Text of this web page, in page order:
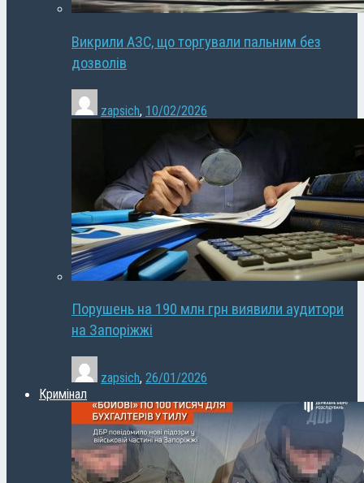
Викрили АЗС, що торгували пальним без
дозволів
zapsich, 10/02/2026
Порушень на 190 млн грн виявили аудитори
на Запоріжжі
zapsich, 26/01/2026
Кримінал